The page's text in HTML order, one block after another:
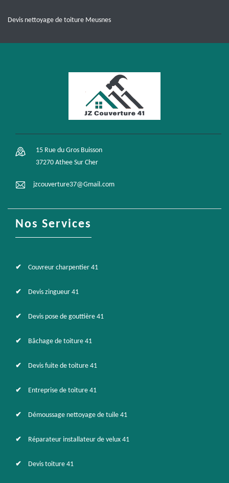
Devis nettoyage de toiture Meusnes
15 Rue du Gros Buisson
37270 Athee Sur Cher
jzcouverture37@Gmail.com
Nos Services
Couvreur charpentier 41
Devis zingueur 41
Devis pose de gouttière 41
Bâchage de toiture 41
Devis fuite de toiture 41
Entreprise de toiture 41
Démoussage nettoyage de tuile 41
Réparateur installateur de velux 41
Devis toiture 41